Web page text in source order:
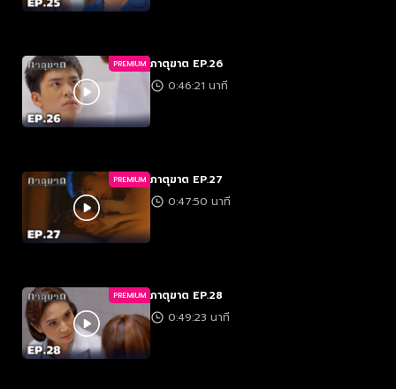
PREMIUM ภาตุฆาต EP.26
0:46:21 นาที
PREMIUM ภาตุฆาต EP.27
0:47:50 นาที
PREMIUM ภาตุฆาต EP.28
0:49:23 นาที